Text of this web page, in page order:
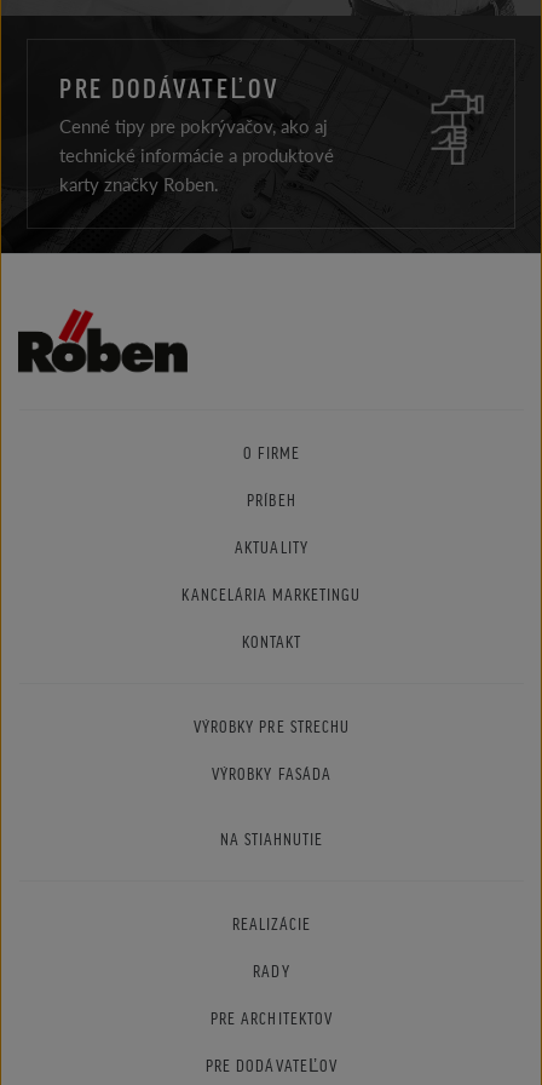
PRE DODÁVATEĽOV
Cenné tipy pre pokrývačov, ako aj
technické informácie a produktové
karty značky Roben.
O FIRME
PRÍBEH
AKTUALITY
KANCELÁRIA MARKETINGU
KONTAKT
VÝROBKY PRE STRECHU
VÝROBKY FASÁDA
NA STIAHNUTIE
REALIZÁCIE
RADY
PRE ARCHITEKTOV
PRE DODÁVATEĽOV